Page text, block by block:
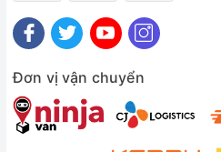
vải Alcantara của Microsoft, tạo
lịch. Loại vải này trên những
mặt của những chiếc túi Louis
tàu vũ trụ Crew Dragon của
những lựa chọn màu sắc khác
loại giống như vỏ máy cho những
Đơn vị vận chuyển